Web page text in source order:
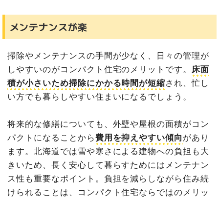
メンテナンスが楽
掃除やメンテナンスの手間が少なく、日々の管理が
しやすいのがコンパクト住宅のメリットです。 床面
積が小さいため掃除にかかる時間が短縮され、忙し
い方でも暮らしやすい住まいになるでしょう。
将来的な修繕についても、外壁や屋根の面積がコン
パクトになることから費用を抑えやすい傾向 があり
ます。北海道では雪や寒さによる建物への負担も大
きいため、長く安心して暮らすためにはメンテナン
ス性も重要なポイント。負担を減らしながら住み続
けられることは、コンパクト住宅ならではのメリッ